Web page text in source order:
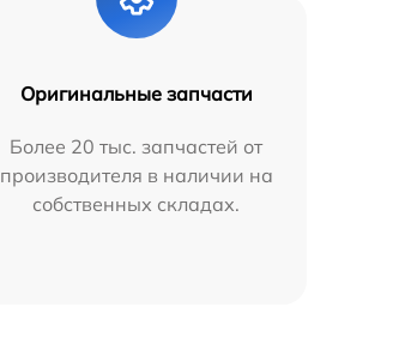
Оригинальные запчасти
Более 20 тыс. запчастей от
производителя в наличии на
собственных складах.